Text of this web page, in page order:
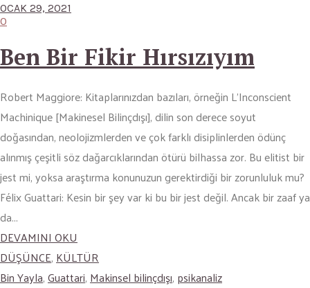
OCAK 29, 2021
0
Ben Bir Fikir Hırsızıyım
Robert Maggiore: Kitaplarınızdan bazıları, örneğin L’Inconscient
Machinique [Makinesel Bilinçdışı], dilin son derece soyut
doğasından, neolojizmlerden ve çok farklı disiplinlerden ödünç
alınmış çeşitli söz dağarcıklarından ötürü bilhassa zor. Bu elitist bir
jest mi, yoksa araştırma konunuzun gerektirdiği bir zorunluluk mu?
Félix Guattari: Kesin bir şey var ki bu bir jest değil. Ancak bir zaaf ya
da...
DEVAMINI OKU
DÜŞÜNCE, KÜLTÜR
Bin Yayla,Guattari, Makinsel bilinçdışı, psikanaliz